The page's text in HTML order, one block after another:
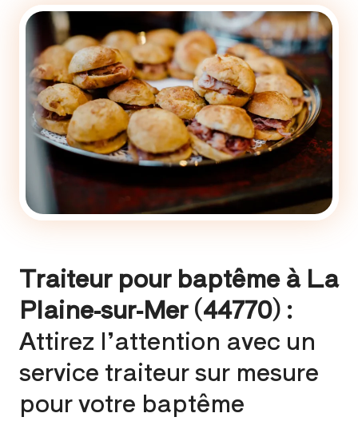
Traiteur pour baptême à La
Plaine-sur-Mer (44770) :
Attirez l’attention avec un
service traiteur sur mesure
pour votre baptême